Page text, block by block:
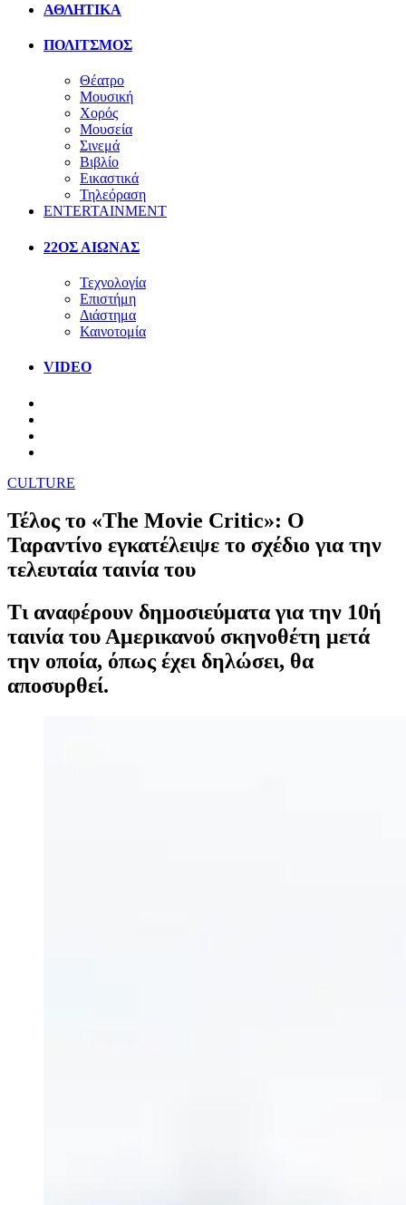
ΑΘΛΗΤΙΚΑ
ΠΟΛΙΤΣΜΟΣ
Θέατρο
Μουσική
Χορός
Μουσεία
Σινεμά
Βιβλίο
Εικαστικά
Τηλεόραση
ENTERTAINMENT
22ΟΣ ΑΙΩΝΑΣ
Τεχνολογία
Επιστήμη
Διάστημα
Καινοτομία
VIDEO
CULTURE
Τέλος το «The Movie Critic»: Ο
Ταραντίνο εγκατέλειψε το σχέδιο για την
τελευταία ταινία του
Τι αναφέρουν δημοσιεύματα για την 10ή
ταινία του Αμερικανού σκηνοθέτη μετά
την οποία, όπως έχει δηλώσει, θα
αποσυρθεί.